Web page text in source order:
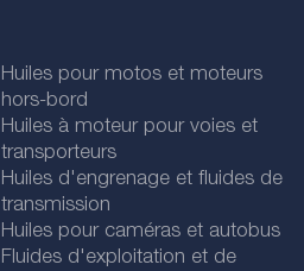
Huiles pour motos et moteurs
hors-bord
Huiles à moteur pour voies et
transporteurs
Huiles d'engrenage et fluides de
transmission
Huiles pour caméras et autobus
Fluides d'exploitation et de